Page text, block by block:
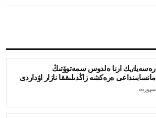
رەسەيلٸك ارنا ەلدوس سمەتوۆتىڭ
مانسابىنداعى ەرەكشە زاڭدىلىققا نازار اۋداردى
سپورت